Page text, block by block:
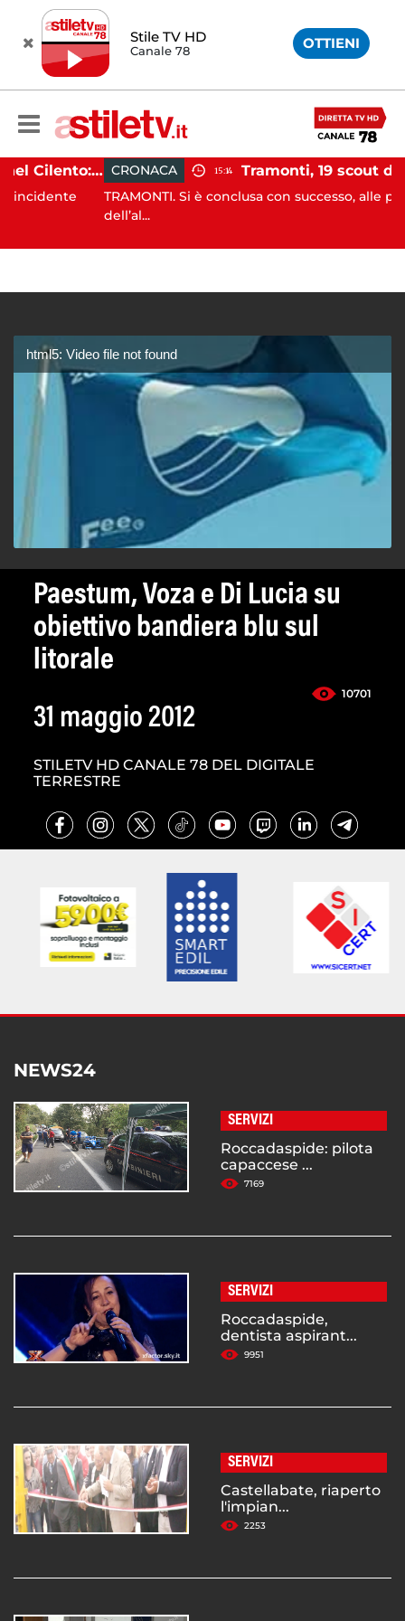
Stile TV HD
Canale 78 OTTIENI
Incidente agricolo nel Cilento: trattore si ribalta, muore 71enne CRONACA 15:14
TRAMONTI. Si è conclusa con successo, alle prime luci
dell’al...
html5: Video file not found
Paestum, Voza e Di Lucia su
obiettivo bandiera blu sul
litorale
10701
31 maggio 2012
STILETV HD CANALE 78 DEL DIGITALE
TERRESTRE
NEWS24
SERVIZI
Roccadaspide: pilota
capaccese ...
7169
SERVIZI
Roccadaspide,
dentista aspirant...
9951
SERVIZI
Castellabate, riaperto
l'impian...
2253